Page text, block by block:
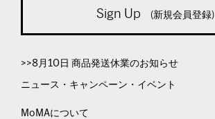
Sign Up (新規会員登録)
>>8月10日 商品発送休業のお知らせ
ニュース・キャンペーン・イベント
MoMAについて